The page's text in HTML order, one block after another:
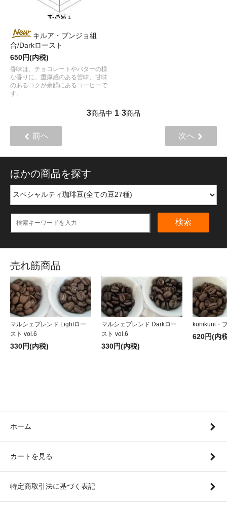
キルア・ブンジョ組
合/Darkロースト
650円(内税)
香味は、チョコレートやバターの様
な香りに、重厚感のある苦味、甘味
のあるコクが余韻にあるコーヒーで
す。
3商品中 1-3商品
前へ 次へ
ほかの商品を探す
検索
売れ筋商品
マルシェブレンド Lightロー
スト vol.6
330円(内税)
マルシェブレンド Darkロー
スト vol.6
330円(内税)
kunikuni・
620円(内
ホーム
カートを見る
特定商取引法に基づく表記